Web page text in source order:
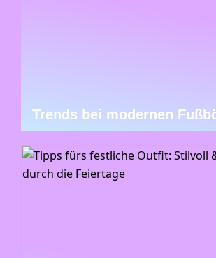
Trends bei modernen